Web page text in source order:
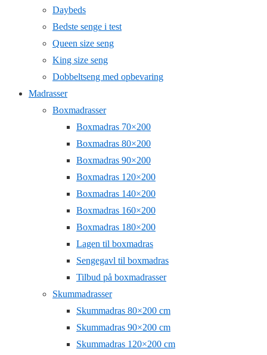
Daybeds
Bedste senge i test
Queen size seng
King size seng
Dobbeltseng med opbevaring
Madrasser
Boxmadrasser
Boxmadras 70×200
Boxmadras 80×200
Boxmadras 90×200
Boxmadras 120×200
Boxmadras 140×200
Boxmadras 160×200
Boxmadras 180×200
Lagen til boxmadras
Sengegavl til boxmadras
Tilbud på boxmadrasser
Skummadrasser
Skummadras 80×200 cm
Skummadras 90×200 cm
Skummadras 120×200 cm